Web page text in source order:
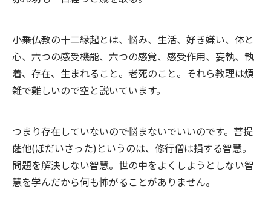
小乗仏教の十二縁起とは、悩み、生活、好き嫌い、体と
心、六つの感受機能、六つの感覚、感受作用、妄執、執
着、存在、生まれること。老死のこと。それら教理は煩
雑で難しいので空と説いています。
つまり存在していないので悩まないでいいのです。菩提
薩他(ぼだいさった)というのは、修行僧は損する智慧。
問題を解決しない智慧。世の中をよくしようとしない智
慧を学んだから何も怖がることがありません。